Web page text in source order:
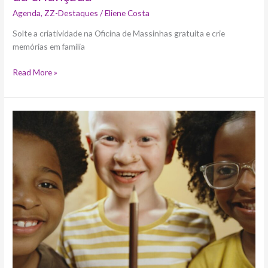
Agenda,ZZ-Destaques /Eliene Costa
Solte a criatividade na Oficina de Massinhas gratuita e crie
memórias em família
Read More »
de
Quem?
campanha
da
Faber-
Castell
explora
diversidade
de
tons